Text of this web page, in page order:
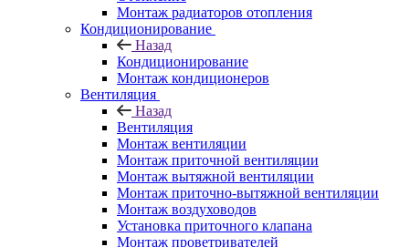
Монтаж радиаторов отопления
Кондиционирование
Назад
Кондиционирование
Монтаж кондиционеров
Вентиляция
Назад
Вентиляция
Монтаж вентиляции
Монтаж приточной вентиляции
Монтаж вытяжной вентиляции
Монтаж приточно-вытяжной вентиляции
Монтаж воздуховодов
Установка приточного клапана
Монтаж проветривателей